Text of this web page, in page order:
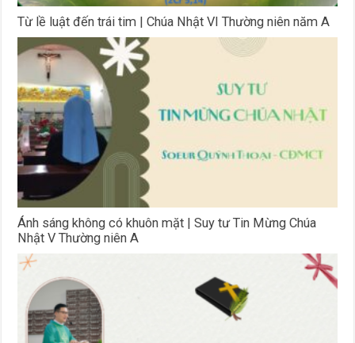
Từ lề luật đến trái tim | Chúa Nhật VI Thường niên năm A
Ánh sáng không có khuôn mặt | Suy tư Tin Mừng Chúa
Nhật V Thường niên A